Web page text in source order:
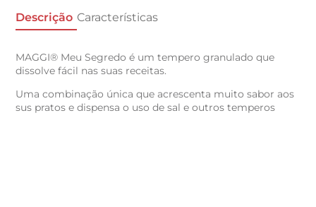
Descrição Características
MAGGI® Meu Segredo é um tempero granulado que
dissolve fácil nas suas receitas.
Uma combinação única que acrescenta muito sabor aos
sus pratos e dispensa o uso de sal e outros temperos